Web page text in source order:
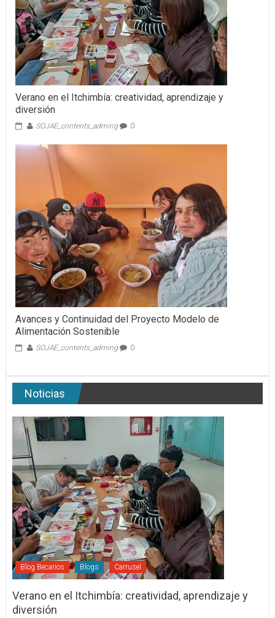
Verano en el Itchimbía: creatividad, aprendizaje y
diversión
SOJAE_contents_adming 0
Avances y Continuidad del Proyecto Modelo de
Alimentación Sostenible
SOJAE_contents_adming 0
Noticias
Blog Becarios Blogs Carrusel
Verano en el Itchimbía: creatividad, aprendizaje y
diversión